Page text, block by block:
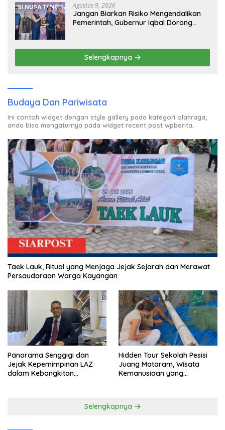
Agustus 9, 2026
Jangan Biarkan Risiko Mengendalikan
Pemerintah, Gubernur Iqbal Dorong
Selengkapnya
Budaya Dan Pariwisata
Ini contoh widget dengan style gallery pada kategori olahraga,
anda bisa mengaturnya pada widget recent post wpberita.
Taek Lauk, Ritual yang Menjaga Jejak Sejarah dan Merawat
Persaudaraan Warga Kayangan
Panorama Senggigi dan
Jejak Kepemimpinan LAZ
dalam Kebangkitan
Hidden Tour Sekolah Pesisi
Juang Mataram, Wisata
Kemanusiaan yang
Selengkapnya